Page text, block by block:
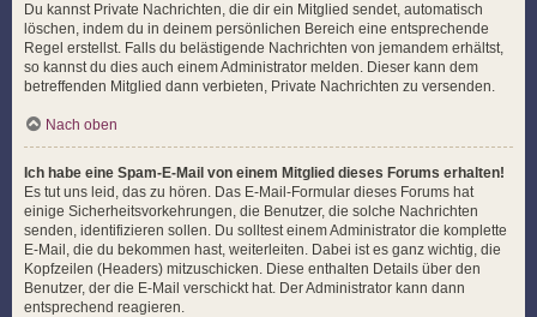
Du kannst Private Nachrichten, die dir ein Mitglied sendet, automatisch
löschen, indem du in deinem persönlichen Bereich eine entsprechende
Regel erstellst. Falls du belästigende Nachrichten von jemandem erhältst,
so kannst du dies auch einem Administrator melden. Dieser kann dem
betreffenden Mitglied dann verbieten, Private Nachrichten zu versenden.
Nach oben
Ich habe eine Spam-E-Mail von einem Mitglied dieses Forums erhalten!
Es tut uns leid, das zu hören. Das E-Mail-Formular dieses Forums hat
einige Sicherheitsvorkehrungen, die Benutzer, die solche Nachrichten
senden, identifizieren sollen. Du solltest einem Administrator die komplette
E-Mail, die du bekommen hast, weiterleiten. Dabei ist es ganz wichtig, die
Kopfzeilen (Headers) mitzuschicken. Diese enthalten Details über den
Benutzer, der die E-Mail verschickt hat. Der Administrator kann dann
entsprechend reagieren.